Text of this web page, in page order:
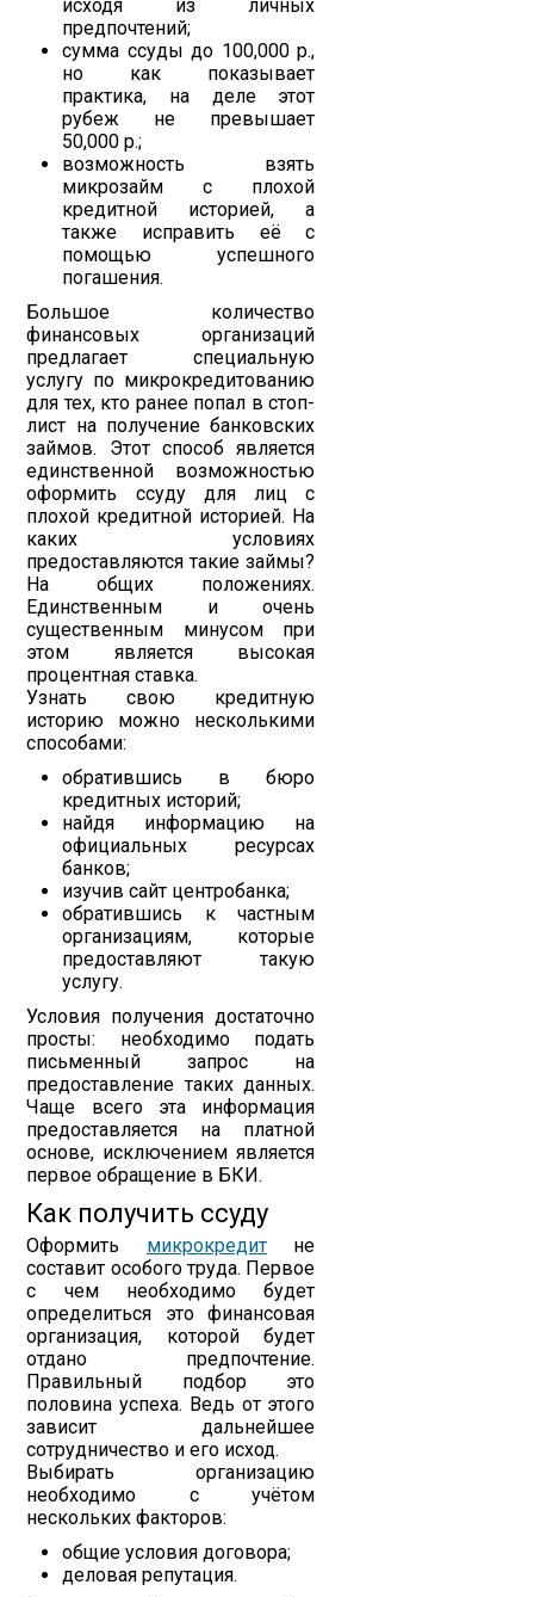
исходя из личных
предпочтений;
сумма ссуды до 100,000 р.,
но как показывает
практика, на деле этот
рубеж не превышает
50,000 р.;
возможность взять
микрозайм с плохой
кредитной историей, а
также исправить её с
помощью успешного
погашения.
Большое количество
финансовых организаций
предлагает специальную
услугу по микрокредитованию
для тех, кто ранее попал в стоп-
лист на получение банковских
займов. Этот способ является
единственной возможностью
оформить ссуду для лиц с
плохой кредитной историей. На
каких условиях
предоставляются такие займы?
На общих положениях.
Единственным и очень
существенным минусом при
этом является высокая
процентная ставка.
Узнать свою кредитную
историю можно несколькими
способами:
обратившись в бюро
кредитных историй;
найдя информацию на
официальных ресурсах
банков;
изучив сайт центробанка;
обратившись к частным
организациям, которые
предоставляют такую
услугу.
Условия получения достаточно
просты: необходимо подать
письменный запрос на
предоставление таких данных.
Чаще всего эта информация
предоставляется на платной
основе, исключением является
первое обращение в БКИ.
Как получить ссуду
Оформить микрокредитне
составит особого труда. Первое
с чем необходимо будет
определиться это финансовая
организация, которой будет
отдано предпочтение.
Правильный подбор это
половина успеха. Ведь от этого
зависит дальнейшее
сотрудничество и его исход.
Выбирать организацию
необходимо с учётом
нескольких факторов:
общие условия договора;
деловая репутация.